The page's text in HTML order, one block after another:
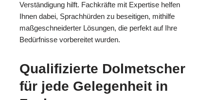
Verständigung hilft. Fachkräfte mit Expertise helfen
Ihnen dabei, Sprachhürden zu beseitigen, mithilfe
maßgeschneiderter Lösungen, die perfekt auf Ihre
Bedürfnisse vorbereitet wurden.
Qualifizierte Dolmetscher
für jede Gelegenheit in